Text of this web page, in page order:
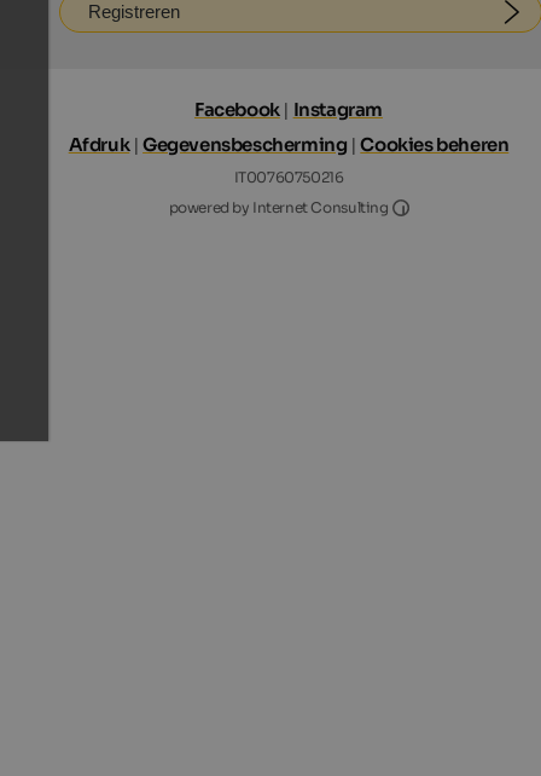
Registreren
Facebook| Instagram
Afdruk|Gegevensbescherming |Cookies beheren
IT00760750216
powered by Internet Consulting
Internet